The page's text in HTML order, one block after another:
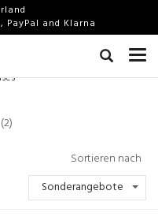
PayPal and Klarna
(2)
Sortieren nach
Sonderangebote